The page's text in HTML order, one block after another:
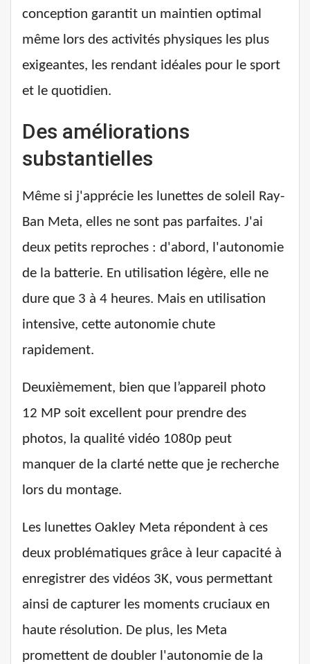
conception garantit un maintien optimal
même lors des activités physiques les plus
exigeantes, les rendant idéales pour le sport
et le quotidien.
Des améliorations
substantielles
Même si j'apprécie les lunettes de soleil Ray-
Ban Meta, elles ne sont pas parfaites. J'ai
deux petits reproches : d'abord, l'autonomie
de la batterie. En utilisation légère, elle ne
dure que 3 à 4 heures. Mais en utilisation
intensive, cette autonomie chute
rapidement.
Deuxièmement, bien que l’appareil photo
12 MP soit excellent pour prendre des
photos, la qualité vidéo 1080p peut
manquer de la clarté nette que je recherche
lors du montage.
Les lunettes Oakley Meta répondent à ces
deux problématiques grâce à leur capacité à
enregistrer des vidéos 3K, vous permettant
ainsi de capturer les moments cruciaux en
haute résolution. De plus, les Meta
promettent de doubler l'autonomie de la